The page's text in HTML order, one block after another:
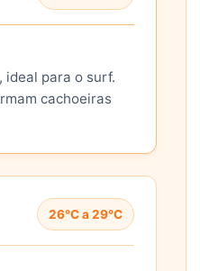
ideal para o surf.
cachoeiras
26°C a 29°C